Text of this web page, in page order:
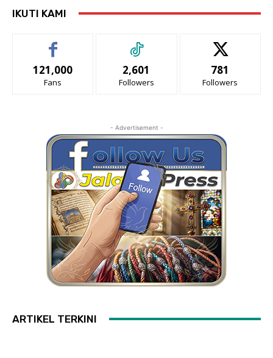
IKUTI KAMI
121,000
Fans
2,601
Followers
781
Followers
- Advertisement -
ARTIKEL TERKINI